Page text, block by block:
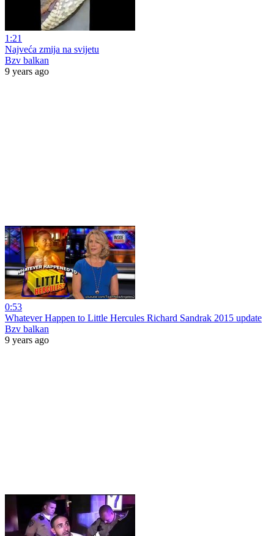
1:21
Najveća zmija na svijetu
Bzv balkan
9 years ago
0:53
Whatever Happen to Little Hercules Richard Sandrak 2015 update
Bzv balkan
9 years ago